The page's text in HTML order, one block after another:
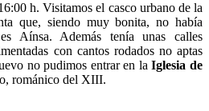
h. Visitamos el casco urbano de la
que, siendo muy bonita, no había
Aínsa. Además tenía unas calles
con cantos rodados no aptas
no pudimos entrar en laIglesia de
románico del XIII.